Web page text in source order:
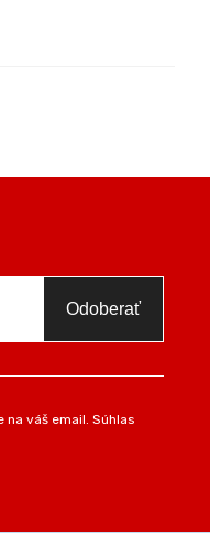
Odoberať
váš email. Súhlas